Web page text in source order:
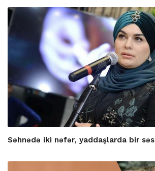
Səhnədə iki nəfər, yaddaşlarda bir səs